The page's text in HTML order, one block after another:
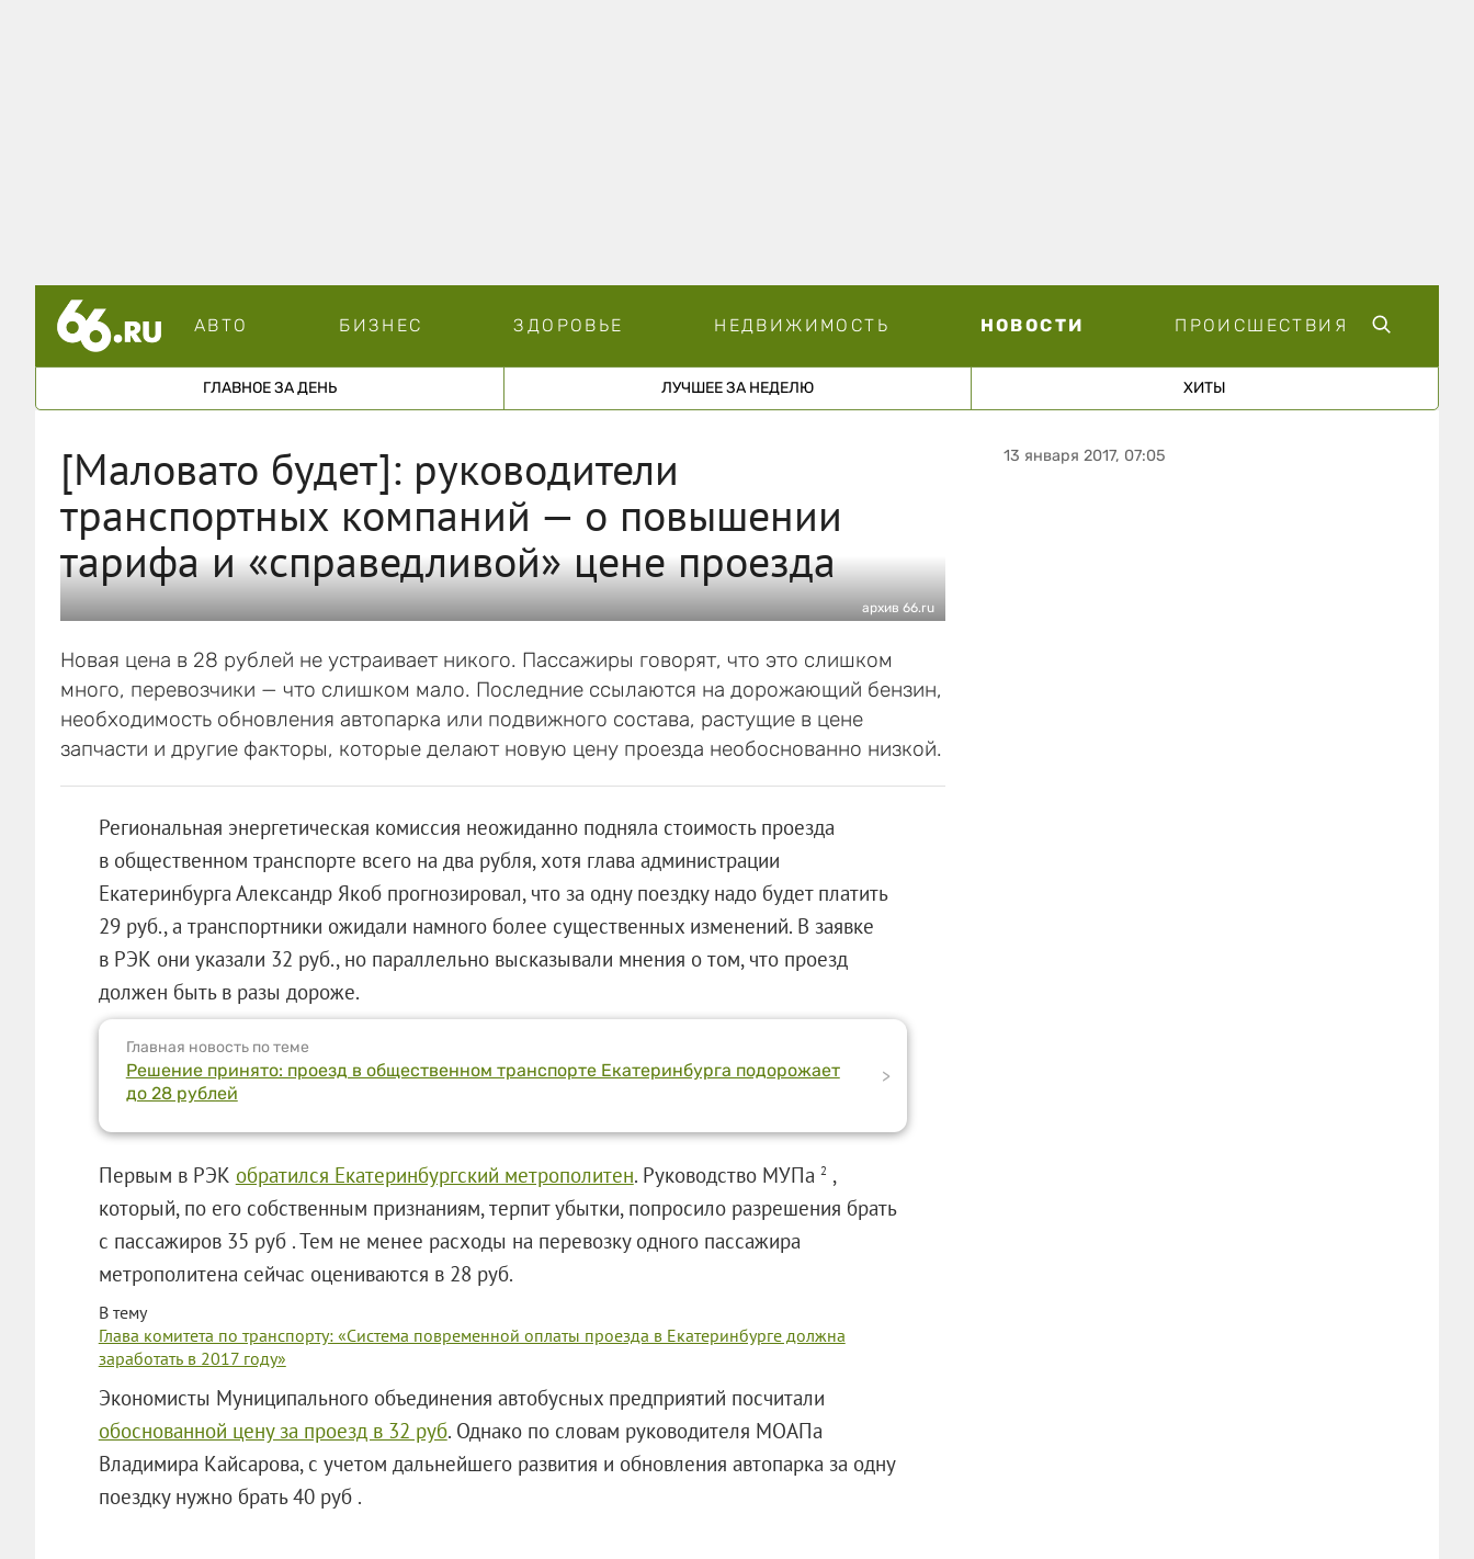
АВТО БИЗНЕС ЗДОРОВЬЕ НЕДВИЖИМОСТЬ НОВОСТИ ПРОИСШЕСТВИЯ
ГЛАВНОЕ ЗА ДЕНЬ ЛУЧШЕЕ ЗА НЕДЕЛЮ ХИТЫ
[Маловато будет]: руководители
транспортных компаний — о повышении
тарифа и «справедливой» цене проезда
архив 66.ru
Новая цена в 28 рублей не устраивает никого. Пассажиры говорят, что это слишком
много, перевозчики — что слишком мало. Последние ссылаются на дорожающий бензин,
необходимость обновления автопарка или подвижного состава, растущие в цене
запчасти и другие факторы, которые делают новую цену проезда необоснованно низкой.
Региональная энергетическая комиссия неожиданно подняла стоимость проезда
в общественном транспорте всего на два рубля, хотя глава администрации
Екатеринбурга Александр Якоб прогнозировал, что за одну поездку надо будет платить
29 руб., а транспортники ожидали намного более существенных изменений. В заявке
в РЭК они указали 32 руб., но параллельно высказывали мнения о том, что проезд
должен быть в разы дороже.
Главная новость по теме
Решение принято: проезд в общественном транспорте Екатеринбурга подорожает
до 28 рублей
>
Первым в РЭК обратился Екатеринбургский метрополитен. Руководство МУПа 2 ,
который, по его собственным признаниям, терпит убытки, попросило разрешения брать
с пассажиров 35 руб . Тем не менее расходы на перевозку одного пассажира
метрополитена сейчас оцениваются в 28 руб.
В тему
Глава комитета по транспорту: «Система повременной оплаты проезда в Екатеринбурге должна
заработать в 2017 году»
Экономисты Муниципального объединения автобусных предприятий посчитали
обоснованной цену за проезд в 32 руб. Однако по словам руководителя МОАПа
Владимира Кайсарова, с учетом дальнейшего развития и обновления автопарка за одну
поездку нужно брать 40 руб .
13 января 2017, 07:05